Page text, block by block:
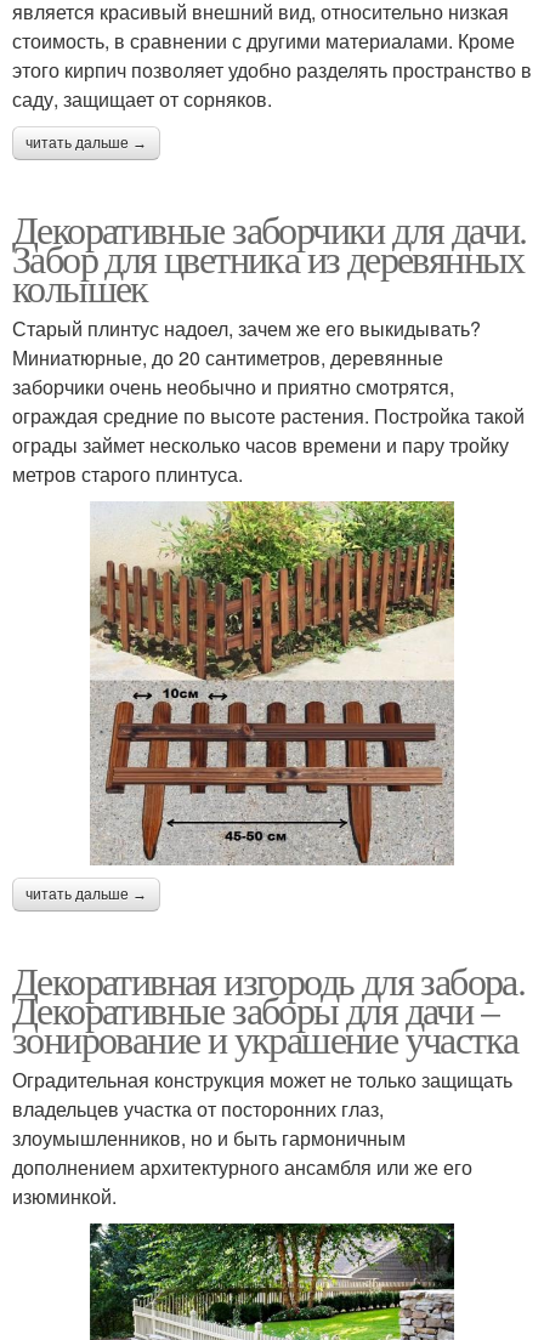
является красивый внешний вид, относительно низкая
стоимость, в сравнении с другими материалами. Кроме
этого кирпич позволяет удобно разделять пространство в
саду, защищает от сорняков.
читать дальше →
Декоративные заборчики для дачи.
Забор для цветника из деревянных
колышек
Старый плинтус надоел, зачем же его выкидывать?
Миниатюрные, до 20 сантиметров, деревянные
заборчики очень необычно и приятно смотрятся,
ограждая средние по высоте растения. Постройка такой
ограды займет несколько часов времени и пару тройку
метров старого плинтуса.
читать дальше →
Декоративная изгородь для забора.
Декоративные заборы для дачи –
зонирование и украшение участка
Оградительная конструкция может не только защищать
владельцев участка от посторонних глаз,
злоумышленников, но и быть гармоничным
дополнением архитектурного ансамбля или же его
изюминкой.